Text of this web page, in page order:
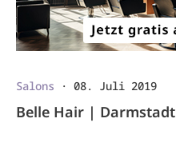
Salons · 08. Juli 2019
Belle Hair | Darmstadt